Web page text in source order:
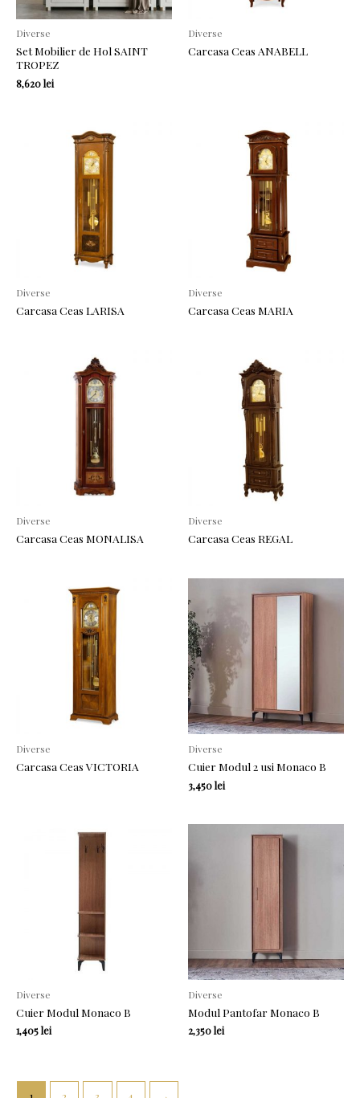
Diverse
Set Mobilier de Hol SAINT
TROPEZ
8,620lei
Diverse
Carcasa Ceas ANABELL
Diverse
Carcasa Ceas LARISA
Diverse
Carcasa Ceas MARIA
Diverse
Carcasa Ceas MONALISA
Diverse
Carcasa Ceas REGAL
Diverse
Carcasa Ceas VICTORIA
Diverse
Cuier Modul 2 usi Monaco B
3,450lei
Diverse
Cuier Modul Monaco B
1,405lei
Diverse
Modul Pantofar Monaco B
2,350lei